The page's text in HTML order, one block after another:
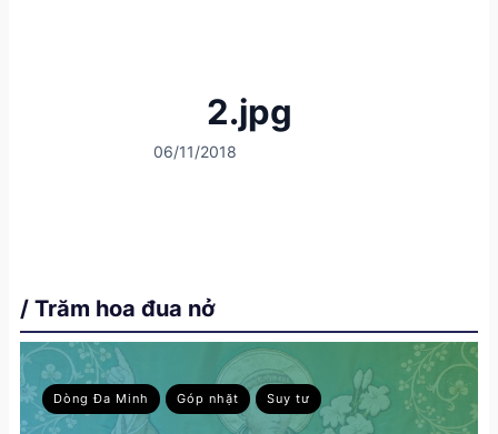
2.jpg
06/11/2018
/ Trăm hoa đua nở
Dòng Đa Minh Góp nhặt Suy tư